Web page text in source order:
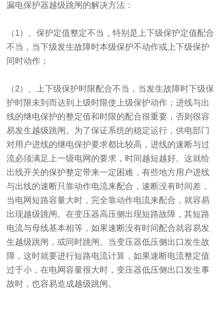
漏电保护器越级跳闸的解决方法：
（1）、保护定值整定不当，特别是上下级保护定值配合
不当，当下级发生故障时本级保护不动作或上下级保护
同时动作；
（2）、上下级保护时限配合不当，当发生故障时下级保
护时限未到而达到上级时限使上级保护动作；进线与出
线的继电保护的整定值和时限的配合很重要，否则很容
易发生越级跳闸。为了保证系统的稳定运行，供电部门
对用户进线的继电保护要求都比较高，进线的速断与过
流必须满足上一级电网的要求，时间越短越好。这就给
出线开关的保护整定带来一定困难，有些地方用户进线
与出线的速断只靠动作电流来配合，速断没有时间差，
当电网短路容量大时，完全靠动作电流来配合，就容易
出现越级跳闸。在变压器高压侧出现短路故障，其短路
电流与母线基本相等，如果速断没有时间配合就容易发
生越级跳闸，或同时跳闸。当变压器低压侧出口发生故
障，这时就要进行短路电流计算，如果速断电流整定值
过于小，在电网容量很大时，变压器低压侧出口发生事
故时，也容易造成越级跳闸。